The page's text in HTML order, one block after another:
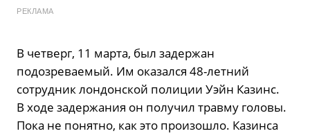
РЕКЛАМА
В четверг, 11 марта, был задержан
подозреваемый. Им оказался 48-летний
сотрудник лондонской полиции Уэйн Казинс.
В ходе задержания он получил травму головы.
Пока не понятно, как это произошло. Казинса